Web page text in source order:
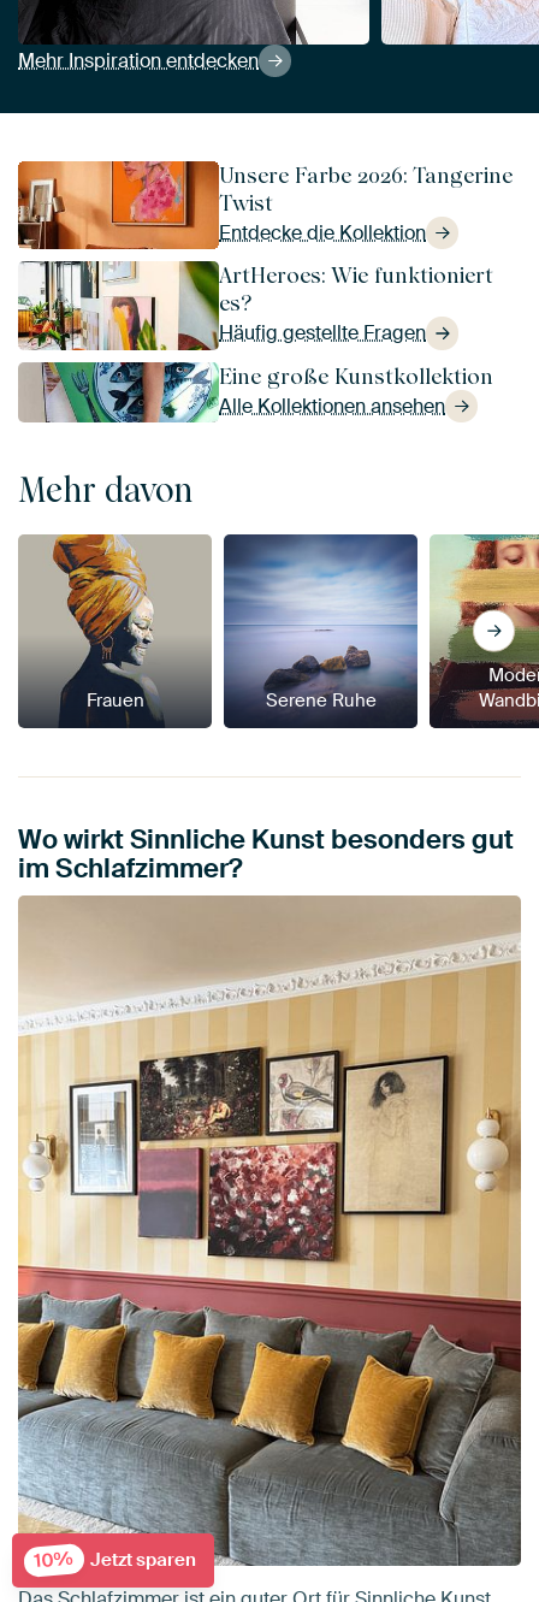
Mehr Inspiration entdecken
Unsere Farbe 2026: Tangerine
Twist
Entdecke die Kollektion
ArtHeroes: Wie funktioniert
es?
Häufig gestellte Fragen
Eine große Kunstkollektion
Alle Kollektionen ansehen
Mehr davon
Frauen Serene Ruhe
Wo wirkt Sinnliche Kunst besonders gut
im Schlafzimmer?
10% Jetzt sparen